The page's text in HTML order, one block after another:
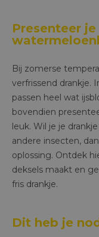
Presenteer
Bij zomerse
verfrissend drankje.
passen heel wat
bovendien
leuk. Wil je je
andere insecten,
oplossing. Ontdek
deksels maakt en
fris drankje.
Dit heb je